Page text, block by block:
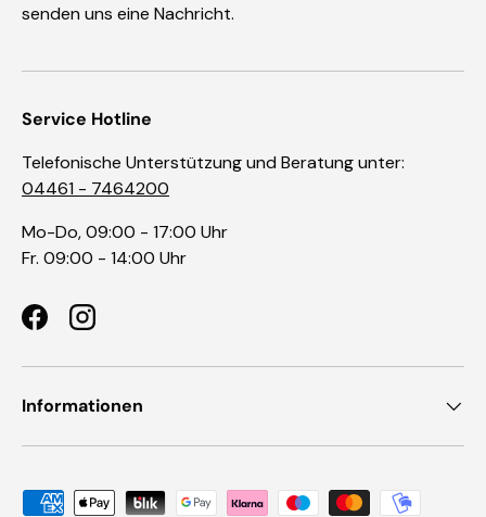
senden uns eine Nachricht.
Service Hotline
Telefonische Unterstützung und Beratung unter:
04461 - 7464200
Mo-Do, 09:00 - 17:00 Uhr
Fr. 09:00 - 14:00 Uhr
FacebookInstagram
Informationen
Zahlungsmethoden